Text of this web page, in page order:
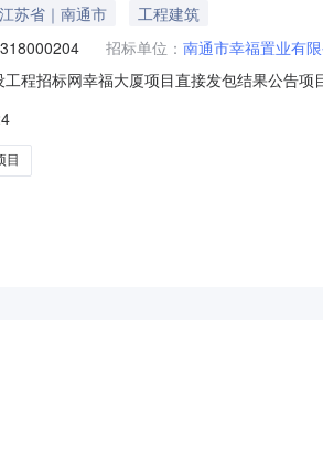
江苏省｜南通市
工程建筑
招标单位： 南通市幸福置业有
工程招标网幸福大厦项目直接发包结果公告
标人定标原因及依旧：备注：
目